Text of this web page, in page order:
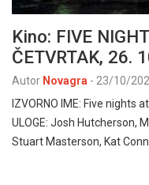
Kino: FIVE
ČETVRTAK, 26.
Autor Novagra - 23/10/
IZVORNO IME: Five nights
ULOGE: Josh Hutcherson,
Stuart Masterson, Kat